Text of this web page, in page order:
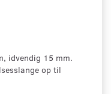
idvendig 15 mm.
op til